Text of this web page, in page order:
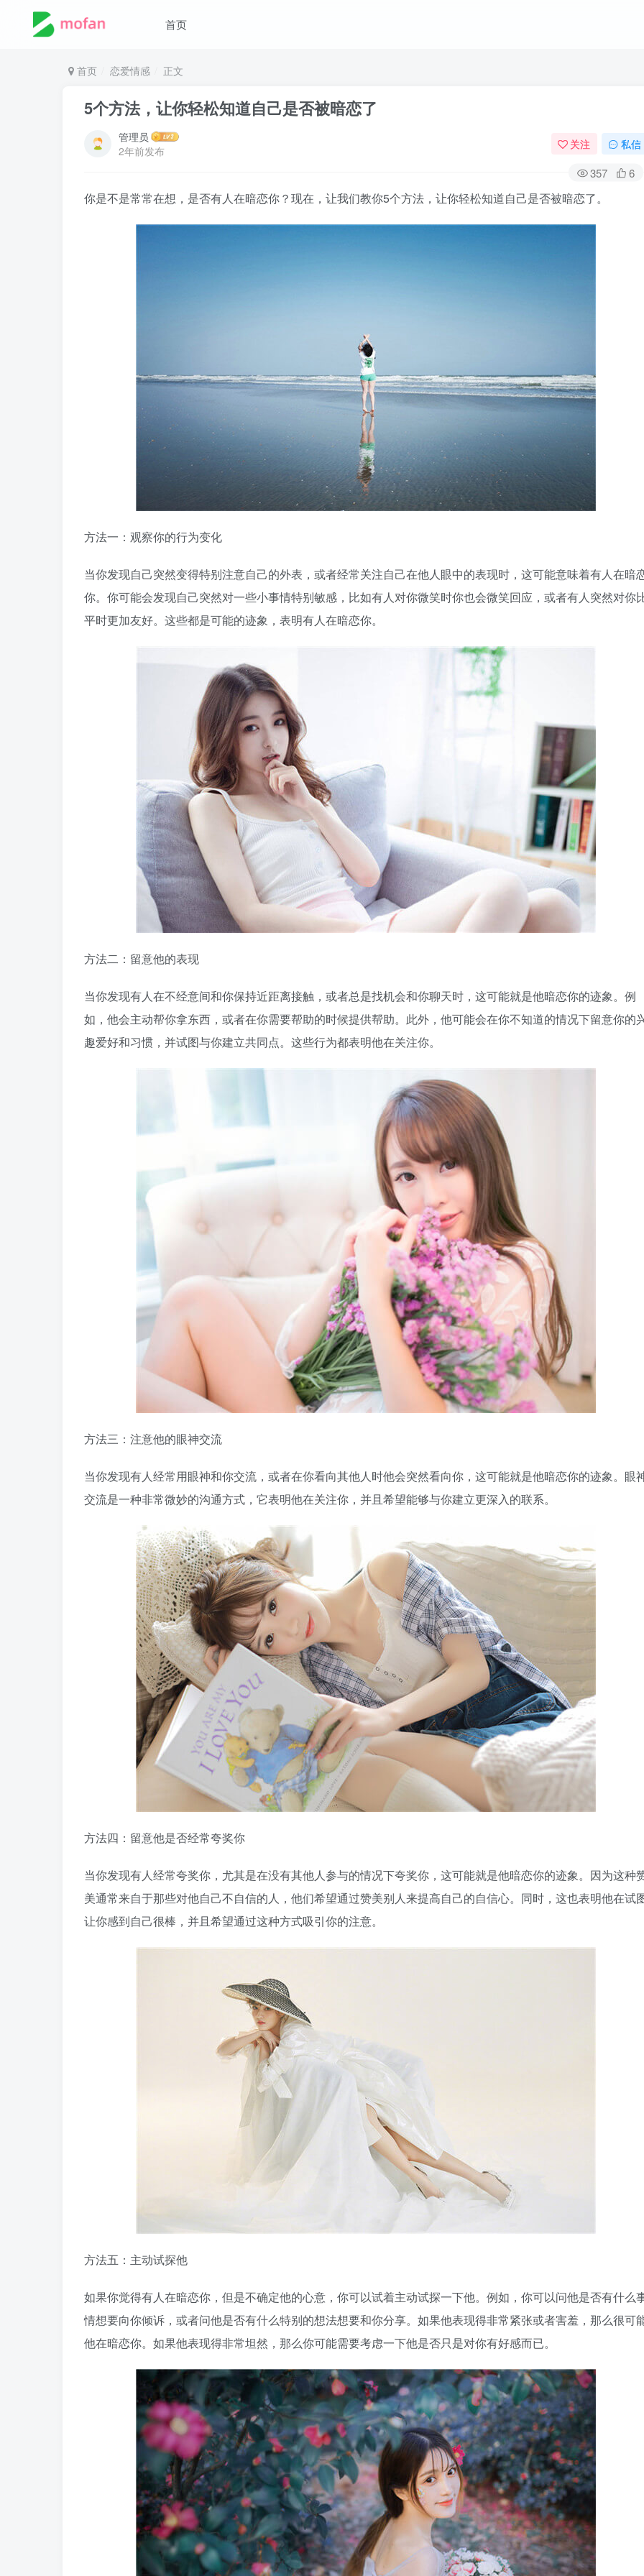
首页
首页 恋爱情感 正文
5个方法，让你轻松知道自己是否被暗恋了
管理员
2年前发布
关注 私信
357 6
你是不是常常在想，是否有人在暗恋你？现在，让我们教你5个方法，让你轻松知道自己是否被暗恋了。
方法一：观察你的行为变化
当你发现自己突然变得特别注意自己的外表，或者经常关注自己在他人眼中的表现时，这可能意味着有人在暗
你。你可能会发现自己突然对一些小事情特别敏感，比如有人对你微笑时你也会微笑回应，或者有人突然对你
平时更加友好。这些都是可能的迹象，表明有人在暗恋你。
方法二：留意他的表现
当你发现有人在不经意间和你保持近距离接触，或者总是找机会和你聊天时，这可能就是他暗恋你的迹象。例
如，他会主动帮你拿东西，或者在你需要帮助的时候提供帮助。此外，他可能会在你不知道的情况下留意你的
趣爱好和习惯，并试图与你建立共同点。这些行为都表明他在关注你。
方法三：注意他的眼神交流
当你发现有人经常用眼神和你交流，或者在你看向其他人时他会突然看向你，这可能就是他暗恋你的迹象。眼
交流是一种非常微妙的沟通方式，它表明他在关注你，并且希望能够与你建立更深入的联系。
方法四：留意他是否经常夸奖你
当你发现有人经常夸奖你，尤其是在没有其他人参与的情况下夸奖你，这可能就是他暗恋你的迹象。因为这种
美通常来自于那些对他自己不自信的人，他们希望通过赞美别人来提高自己的自信心。同时，这也表明他在试
让你感到自己很棒，并且希望通过这种方式吸引你的注意。
方法五：主动试探他
如果你觉得有人在暗恋你，但是不确定他的心意，你可以试着主动试探一下他。例如，你可以问他是否有什么
情想要向你倾诉，或者问他是否有什么特别的想法想要和你分享。如果他表现得非常紧张或者害羞，那么很可
他在暗恋你。如果他表现得非常坦然，那么你可能需要考虑一下他是否只是对你有好感而已。